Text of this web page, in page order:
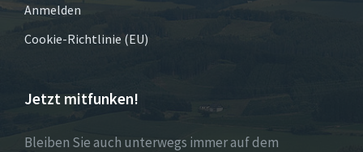
Anmelden
Cookie-Richtlinie (EU)
Jetzt mitfunken!
Bleiben Sie auch unterwegs immer auf dem